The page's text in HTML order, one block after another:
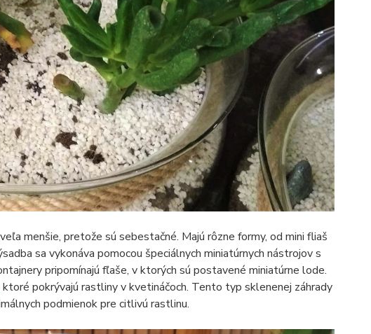
menšie, pretože sú sebestačné. Majú rôzne formy, od mini fliaš
sa vykonáva pomocou špeciálnych miniatúrnych nástrojov s
pripomínajú fľaše, v ktorých sú postavené miniatúrne lode.
ktoré pokrývajú rastliny v kvetináčoch. Tento typ sklenenej záhrady
podmienok pre citlivú rastlinu.